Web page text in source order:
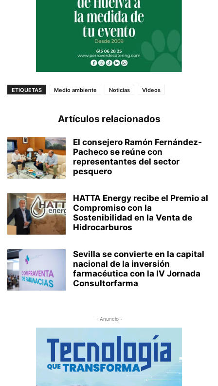
ETIQUETAS Medio ambiente Noticias Videos
Artículos relacionados
El consejero Ramón Fernández-
Pacheco se reúne con
representantes del sector
pesquero
HATTA Energy recibe el Premio al
Compromiso con la
Sostenibilidad en la Venta de
Hidrocarburos
Sevilla se convierte en la capital
nacional de la inversión
farmacéutica con la IV Jornada
Consultorfarma
- Anuncio -